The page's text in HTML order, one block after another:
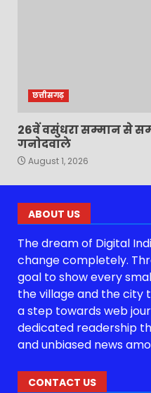
छत्तीसगढ़
26वें वसुंधरा सम्मान से
गनोदवाले
August 1, 2026
ABOUT US
The dream of Digital
change completely.
goal to show every
the village and the city
a step towards web
dedicated readership
and unbiased news
CONTACT US